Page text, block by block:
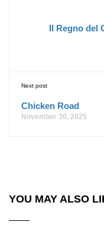
Il Regno del
Next post
Chicken Road
November 30, 2025
YOU MAY ALSO